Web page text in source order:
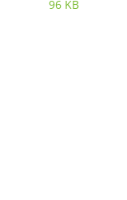
96 KB